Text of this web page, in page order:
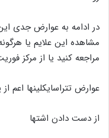
در ادامه به عوارض جدی
مشاهده این علایم یا
مراجعه کنید یا از مرکز
عوارض تتراسایکلینها اعم
از دست دادن اشتها